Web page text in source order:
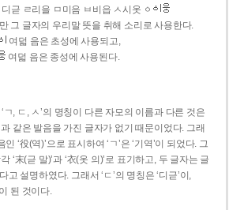
귿 ㄹ리을 ㅁ미음 ㅂ비읍 ㅅ시옷 ㆁ
그 글자의 우리말 뜻을 취해 소리로 사용한다.
여덟 음은 초성에 사용되고,
여덟 음은 종성에 사용된다.
ㄱ, ㄷ, ㅅ’의 명칭이 다른 자모의 이름과 다른 것은
과 같은 발음을 가진 글자가 없기 때문이었다. 그래
인 ‘役(역)’으로 표시하여 ‘ㄱ’은 ‘기역’이 되었다. 그
각 ‘末(귿 말)’과 ‘衣(옷 의)’로 표기하고, 두 글자는 글
고 설명하였다. 그래서 ‘ㄷ’의 명칭은 ‘디귿’이,
이 된 것이다.